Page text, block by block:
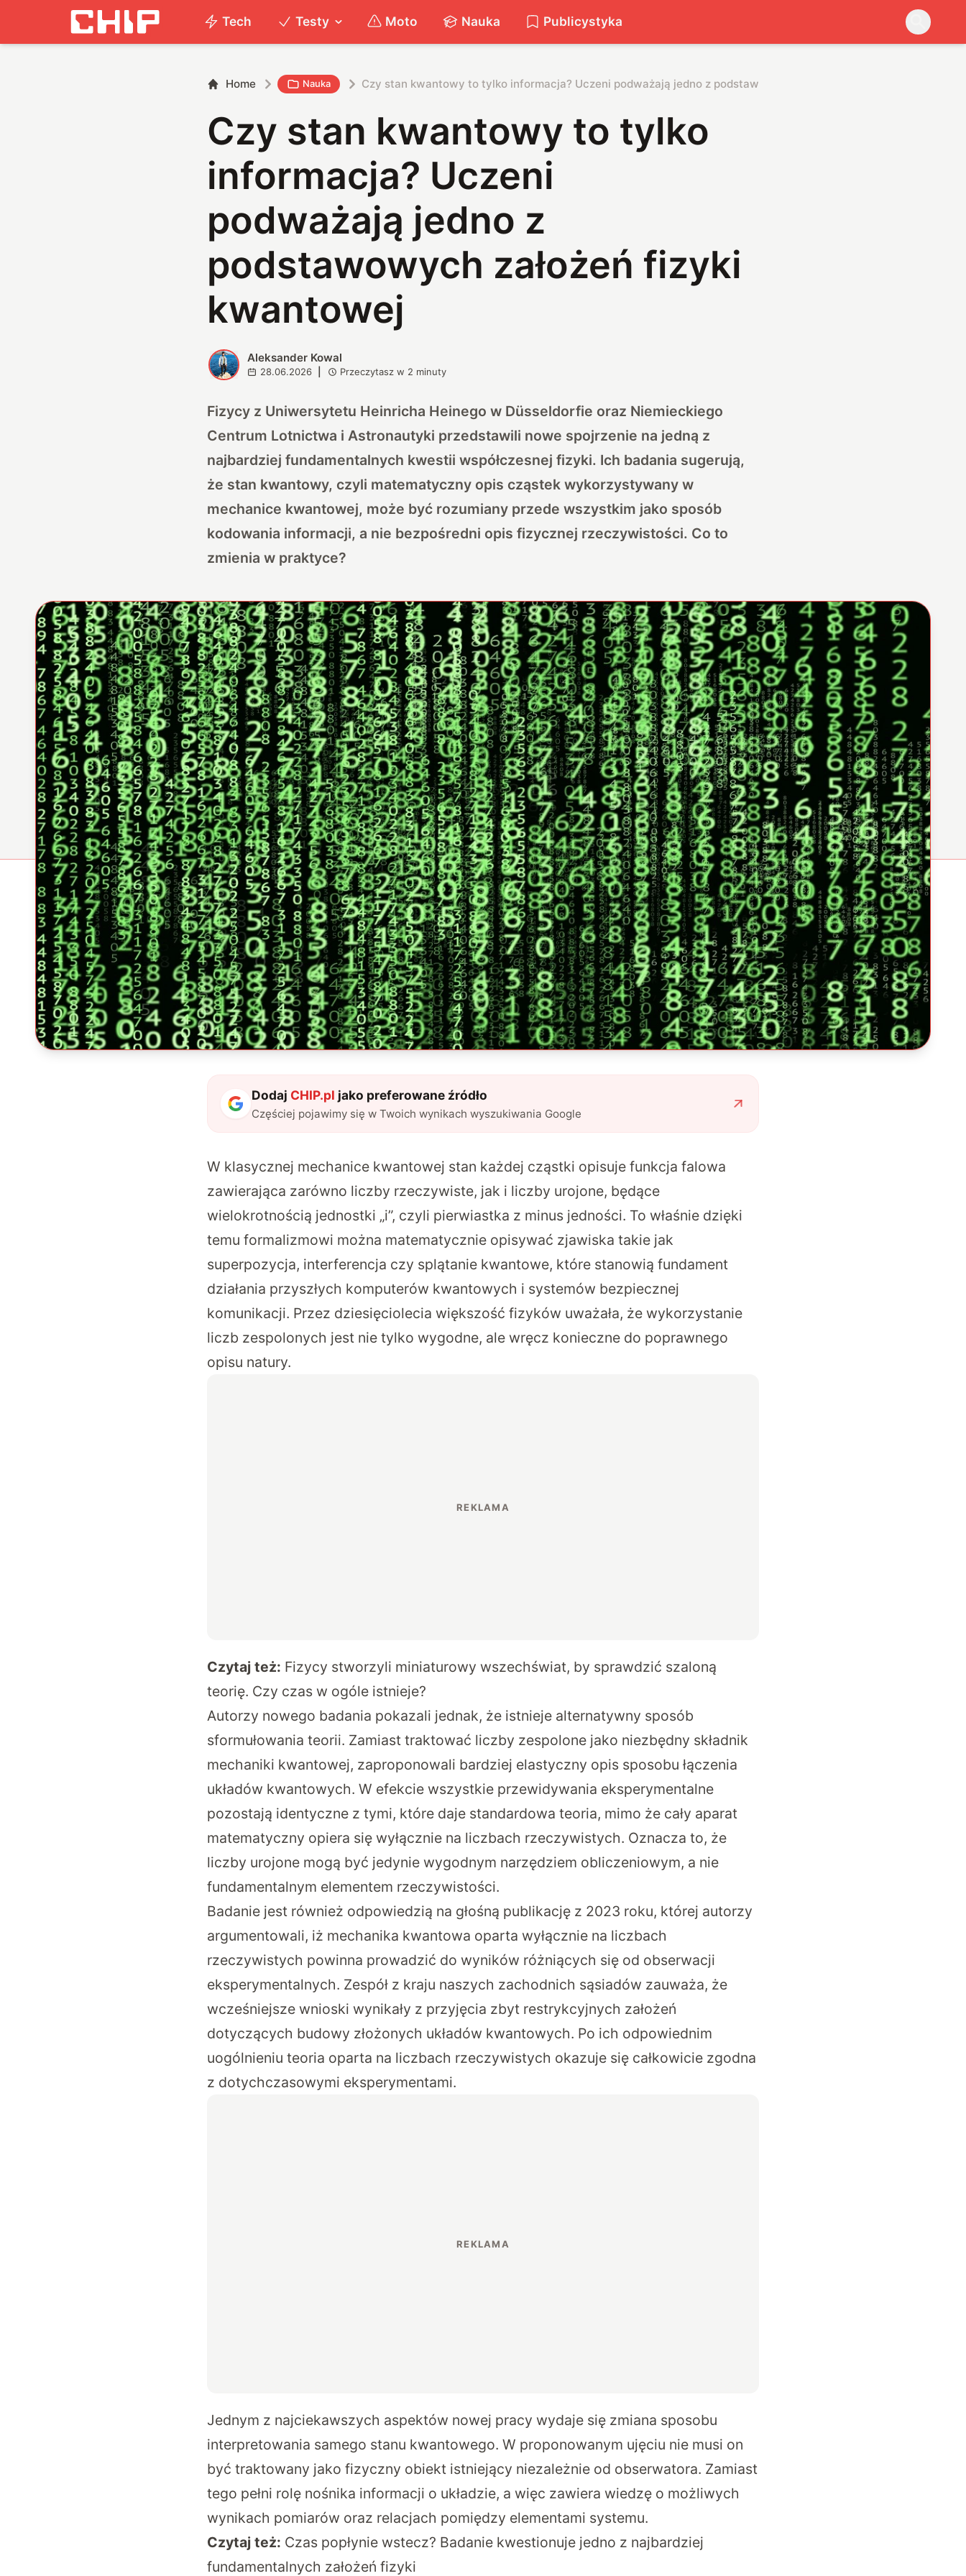
Tech Testy Moto Nauka Publicystyka
Home Nauka Czy stan kwantowy to tylko informacja? Uczeni podważają jedno z podstawowych założeń fizyki kwantowej
Czy stan kwantowy to tylko
informacja? Uczeni
podważają jedno z
podstawowych założeń fizyki
kwantowej
A Aleksander Kowal
28.06.2026 Przeczytasz w 2 minuty
Fizycy z Uniwersytetu Heinricha Heinego w Düsseldorfie oraz Niemieckiego
Centrum Lotnictwa i Astronautyki przedstawili nowe spojrzenie na jedną z
najbardziej fundamentalnych kwestii współczesnej fizyki. Ich badania sugerują,
że stan kwantowy, czyli matematyczny opis cząstek wykorzystywany w
mechanice kwantowej, może być rozumiany przede wszystkim jako sposób
kodowania informacji, a nie bezpośredni opis fizycznej rzeczywistości. Co to
zmienia w praktyce?
Dodaj CHIP.pl jako preferowane źródło
Częściej pojawimy się w Twoich wynikach wyszukiwania Google
W klasycznej mechanice kwantowej stan każdej cząstki opisuje funkcja falowa
zawierająca zarówno liczby rzeczywiste, jak i liczby urojone, będące
wielokrotnością jednostki „i”, czyli pierwiastka z minus jedności. To właśnie dzięki
temu formalizmowi można matematycznie opisywać zjawiska takie jak
superpozycja, interferencja czy splątanie kwantowe, które stanowią fundament
działania przyszłych komputerów kwantowych i systemów bezpiecznej
komunikacji. Przez dziesięciolecia większość fizyków uważała, że wykorzystanie
liczb zespolonych jest nie tylko wygodne, ale wręcz konieczne do poprawnego
opisu natury.
Czytaj też: Fizycy stworzyli miniaturowy wszechświat, by sprawdzić szaloną
teorię. Czy czas w ogóle istnieje?
Autorzy nowego badania pokazali jednak, że istnieje alternatywny sposób
sformułowania teorii. Zamiast traktować liczby zespolone jako niezbędny składnik
mechaniki kwantowej, zaproponowali bardziej elastyczny opis sposobu łączenia
układów kwantowych. W efekcie wszystkie przewidywania eksperymentalne
pozostają identyczne z tymi, które daje standardowa teoria, mimo że cały aparat
matematyczny opiera się wyłącznie na liczbach rzeczywistych. Oznacza to, że
liczby urojone mogą być jedynie wygodnym narzędziem obliczeniowym, a nie
fundamentalnym elementem rzeczywistości.
Badanie jest również odpowiedzią na głośną publikację z 2023 roku, której autorzy
argumentowali, iż mechanika kwantowa oparta wyłącznie na liczbach
rzeczywistych powinna prowadzić do wyników różniących się od obserwacji
eksperymentalnych. Zespół z kraju naszych zachodnich sąsiadów zauważa, że
wcześniejsze wnioski wynikały z przyjęcia zbyt restrykcyjnych założeń
dotyczących budowy złożonych układów kwantowych. Po ich odpowiednim
uogólnieniu teoria oparta na liczbach rzeczywistych okazuje się całkowicie zgodna
z dotychczasowymi eksperymentami.
Jednym z najciekawszych aspektów nowej pracy wydaje się zmiana sposobu
interpretowania samego stanu kwantowego. W proponowanym ujęciu nie musi on
być traktowany jako fizyczny obiekt istniejący niezależnie od obserwatora. Zamiast
tego pełni rolę nośnika informacji o układzie, a więc zawiera wiedzę o możliwych
wynikach pomiarów oraz relacjach pomiędzy elementami systemu.
Czytaj też: Czas popłynie wstecz? Badanie kwestionuje jedno z najbardziej
fundamentalnych założeń fizyki